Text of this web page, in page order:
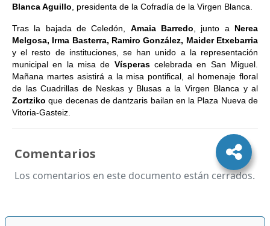
Blanca Aguillo , presidenta de la Cofradía de la Virgen Blanca.
Tras la bajada de Celedón, Amaia Barredo , junto a Nerea
Melgosa, Irma Basterra, Ramiro González, Maider Etxebarria
y el resto de instituciones, se han unido a la representación
municipal en la misa de Vísperascelebrada en San Miguel.
Mañana martes asistirá a la misa pontifical, al homenaje floral
de las Cuadrillas de Neskas y Blusas a la Virgen Blanca y al
Zortziko que decenas de dantzaris bailan en la Plaza Nueva de
Vitoria-Gasteiz.
Comentarios
Los comentarios en este documento están cerrados.